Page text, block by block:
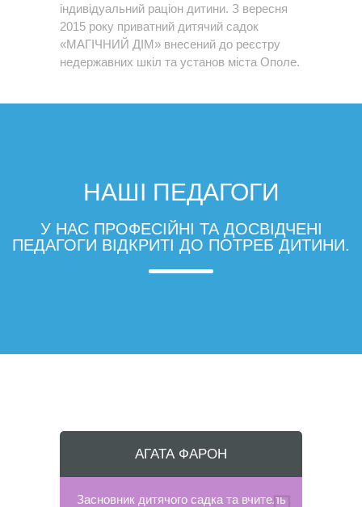
індивідуальний раціон дитини. З вересня
2015 року приватний дитячий садок
«МАГІЧНИЙ ДІМ» внесений до реєстру
недержавних шкіл та установ міста Ополе.
НАШІ ПЕДАГОГИ
У НАС ПРОФЕСІЙНІ ТА ДОСВІДЧЕНІ
ПЕДАГОГИ ВІДКРИТІ ДО ПОТРЕБ ДИТИНИ.
АГАТА ФАРОН
Засновник дитячого садка та вчитель